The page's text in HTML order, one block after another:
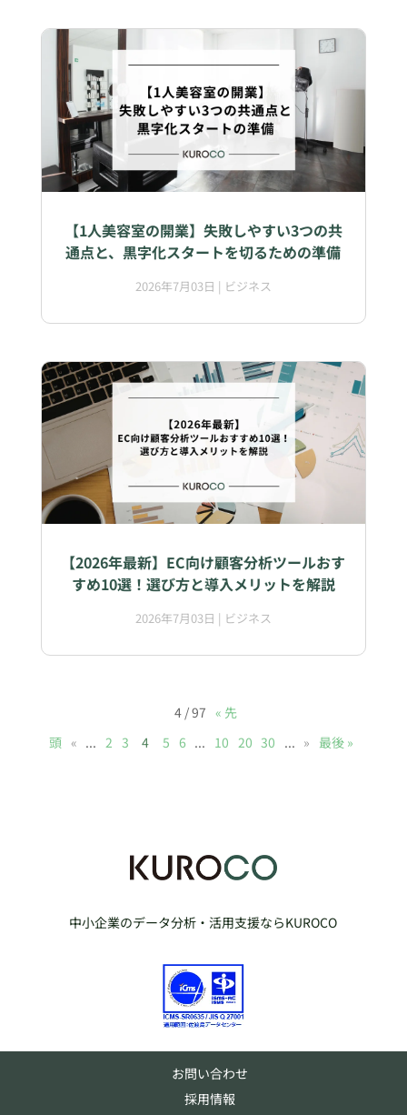
【1人美容室の開業】失敗しやすい3つの共
通点と、黒字化スタートを切るための準備
2026年7月03日 | ビジネス
【2026年最新】EC向け顧客分析ツールおす
すめ10選！選び方と導入メリットを解説
2026年7月03日 | ビジネス
4 / 97 « 先
頭 « ... 2 3 4 5 6 ... 10 20 30 ... » 最後 »
中小企業のデータ分析・活用支援ならKUROCO
お問い合わせ
採用情報